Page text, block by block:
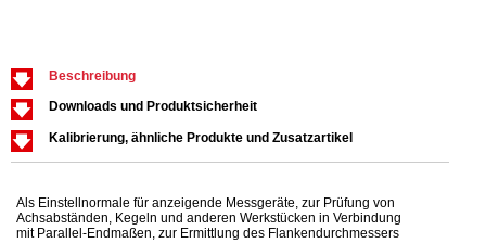
Beschreibung
Downloads und Produktsicherheit
Kalibrierung, ähnliche Produkte und Zusatzartikel
Als Einstellnormale für anzeigende Messgeräte, zur Prüfung von
Achsabständen, Kegeln und anderen Werkstücken in Verbindung
mit Parallel-Endmaßen, zur Ermittlung des Flankendurchmessers